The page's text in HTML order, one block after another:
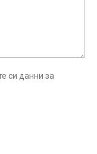
си данни за